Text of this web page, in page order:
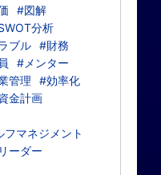
#図解
分析
ブル #財務
#メンター
管理
#効率化
金計画
フマネジメント
ーダー